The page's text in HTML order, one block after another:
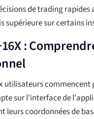
de trading rapides
supérieure sur certains
:
utilisateurs
sur l'interface de
leurs coordonnées de